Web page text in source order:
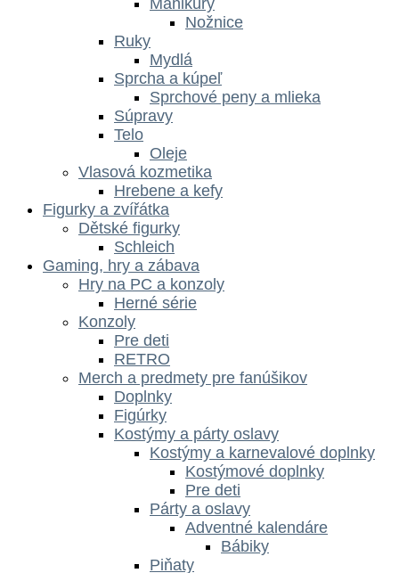
Nožnice
Ruky
Mydlá
Sprcha a kúpeľ
Sprchové peny a mlieka
Súpravy
Telo
Oleje
Vlasová kozmetika
Hrebene a kefy
Figurky a zvířátka
Dětské figurky
Schleich
Gaming, hry a zábava
Hry na PC a konzoly
Herné série
Konzoly
Pre deti
RETRO
Merch a predmety pre fanúšikov
Doplnky
Figúrky
Kostýmy a párty oslavy
Kostýmy a karnevalové doplnky
Kostýmové doplnky
Pre deti
Párty a oslavy
Adventné kalendáre
Bábiky
Piňaty